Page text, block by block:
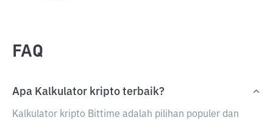
FAQ
Apa Kalkulator kripto terbaik?
Kalkulator kripto Bittime adalah pilihan populer dan